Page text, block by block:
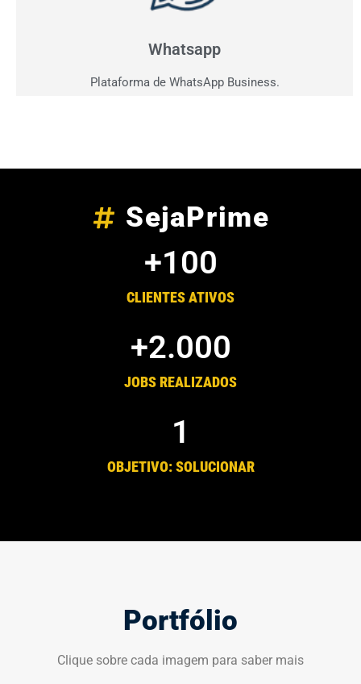
Whatsapp
Plataforma de WhatsApp Business.
Acompanhe em tempo real todas as conversas da sua
SejaPrime
CLIENTES ATIVOS
+100
JOBS REALIZADOS
+2.000
OBJETIVO: SOLUCIONAR
1
Portfólio
Clique sobre cada imagem para saber mais